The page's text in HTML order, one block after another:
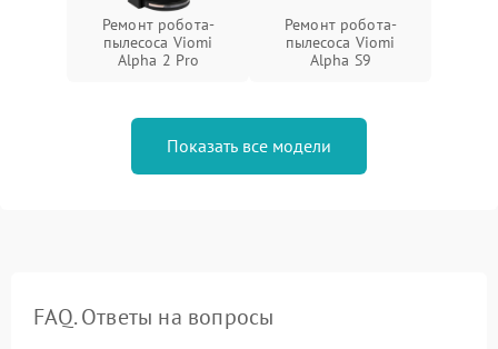
Ремонт робота-
пылесоса Viomi
Alpha 2 Pro
Ремонт робота-
пылесоса Viomi
Alpha S9
Показать все модели
FAQ. Ответы на вопросы